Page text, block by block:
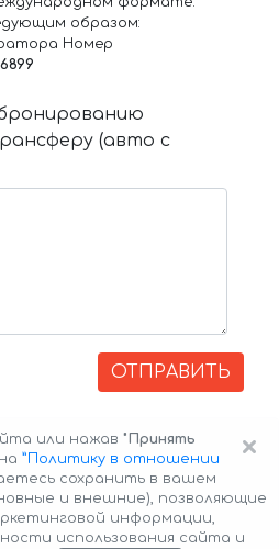
образом:
Номер
(авто с
ОТПРАВИТЬ
×
или нажав "Принять
”Политику в отношении
сохранить в вашем
и внешние), позволяющие
информации,
использования сайта и